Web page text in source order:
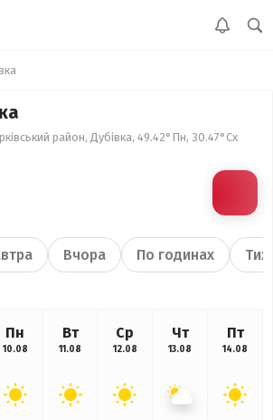
район, Дубівка, 49.42°Пн, 30.47°Сх
Вчора По годинах
Пн
10.08
Вт
11.08
Ср
12.08
Чт
13.08
Пт
14.08